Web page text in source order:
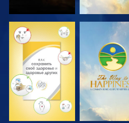
СМОТРЕТЬ СМОТРЕТЬ